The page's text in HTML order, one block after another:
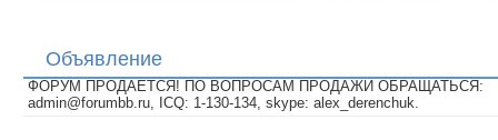
Объявление
ФОРУМ ПРОДАЕТСЯ! ПО ВОПРОСАМ ПРОДАЖИ ОБРАЩАТЬСЯ:
admin@forumbb.ru, ICQ: 1-130-134, skype: alex_derenchuk.